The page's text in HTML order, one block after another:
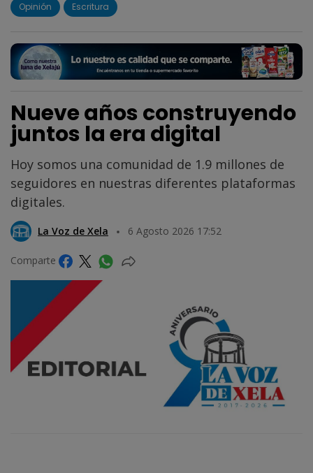
Opinión Escritura
Nueve años construyendo
juntos la era digital
Hoy somos una comunidad de 1.9 millones de
seguidores en nuestras diferentes plataformas
digitales.
La Voz de Xela 6 Agosto 2026 17:52
Comparte